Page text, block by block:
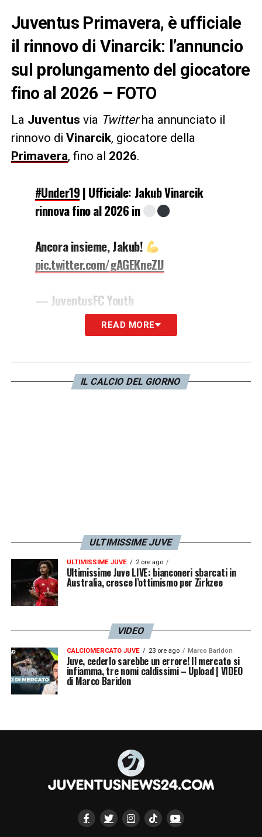
Juventus Primavera, è ufficiale
il rinnovo di Vinarcik: l’annuncio
sul prolungamento del giocatore
fino al 2026 – FOTO
La Juventus via Twitterha annunciato il
rinnovo di Vinarcik, giocatore della
Primavera, fino al 2026.
#Under19| Ufficiale: Jakub Vinarcik
rinnova fino al 2026 in
Ancora insieme, Jakub!
pic.twitter.com/gAGEKneZlJ
— JuventusFC Youth
(@JuventusFCYouth)September 14,
L’ANNUNCIO UFFICIALE–Jacub Vinarcik
rinnova fino al 2026 in bianconeri. Ancora
dell’estremo difensore slovacco classe
LA PLAYLIST DELLE NOSTRE TOP NEWS
READ MORE
IL CALCIO DEL GIORNO
ULTIMISSIME JUVE
ULTIMISSIME JUVE 2 ore ago
Ultimissime Juve LIVE: bianconeri sbarcati in
Australia, cresce l’ottimismo per Zirkzee
VIDEO
CALCIOMERCATO JUVE 23 ore ago Marco Baridon
Juve, cederlo sarebbe un errore! Il mercato si
infiamma, tre nomi caldissimi – Upload | VIDEO
di Marco Baridon